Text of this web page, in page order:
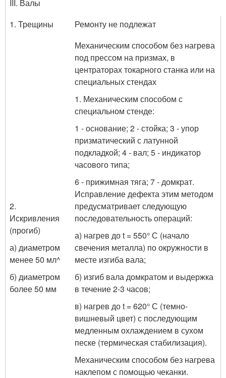
III. Валы
1. Трещины
Ремонту не подлежат
2.
Искривления
(прогиб)
а) диаметром
менее 50 мл^
б) диаметром
более 50 мм
Механическим способом без нагрева
под прессом на призмах, в
центраторах токарного станка или на
специальных стендах
1. Механическим способом с
специальном стенде:
1 - основание; 2 - стойка; 3 - упор
призматический с латунной
подкладкой; 4 - вал; 5 - индикатор
часово­го типа;
6 - прижимная тяга; 7 - домкрат.
Исправление дефекта этим методом
предусматрива­ет следующую
последовательность операций:
а) нагрев до t = 550° С (начало
свечения металла) по окружности в
месте изгиба вала;
б) изгиб вала домкратом и выдержка
в течение 2-3 часов;
в) нагрев до t = 620° С (темно-
вишневый цвет) с по­следующим
медленным охлаждением в сухом
песке (термическая стабилизация).
Механическим способом без нагрева
наклепом с помощью чеканки.